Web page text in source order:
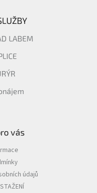
LABEM
vás
údajů